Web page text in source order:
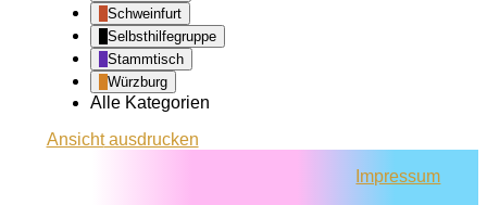
Schweinfurt
Selbsthilfegruppe
Stammtisch
Würzburg
Alle Kategorien
Ansichtausdrucken
Impressum